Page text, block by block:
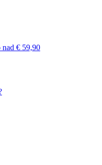
nad € 59,90